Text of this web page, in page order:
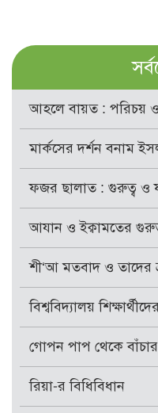
আহলে বায়ত : পরিচয় ও
মার্কসের দর্শন বনাম
ফজর ছালাত : গুরুত্ব ও
আযান ও ইক্বামতের
শী‘আ মতবাদ ও তাদের
বিশ্ববিদ্যালয়
গোপন পাপ থেকে
রিয়া-র বিধিবিধান